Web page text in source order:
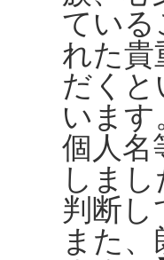
ている
れた貴
だくと
います
個人名
しま
判断し
また